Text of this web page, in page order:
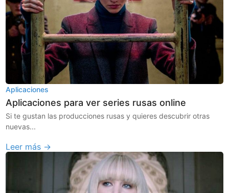
Aplicaciones
Aplicaciones para ver series rusas online
Si te gustan las producciones rusas y quieres descubrir otras
nuevas...
Leer más →